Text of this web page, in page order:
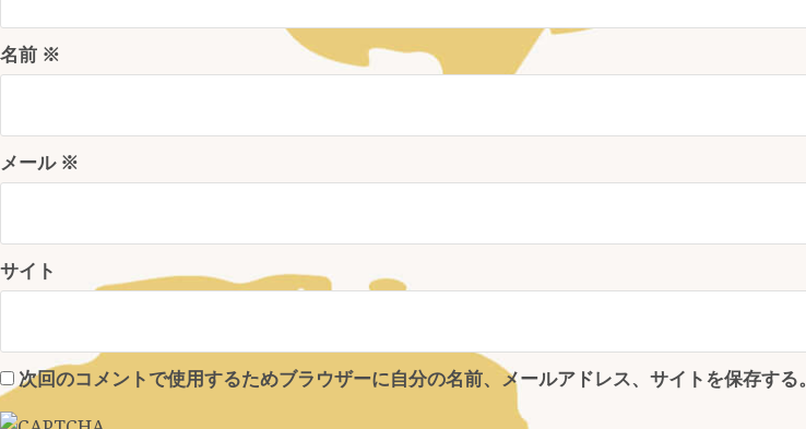
名前 ※
メール ※
サイト
次回のコメントで使用するためブラウザーに自分の名前、メールアドレス、サイトを保存する。